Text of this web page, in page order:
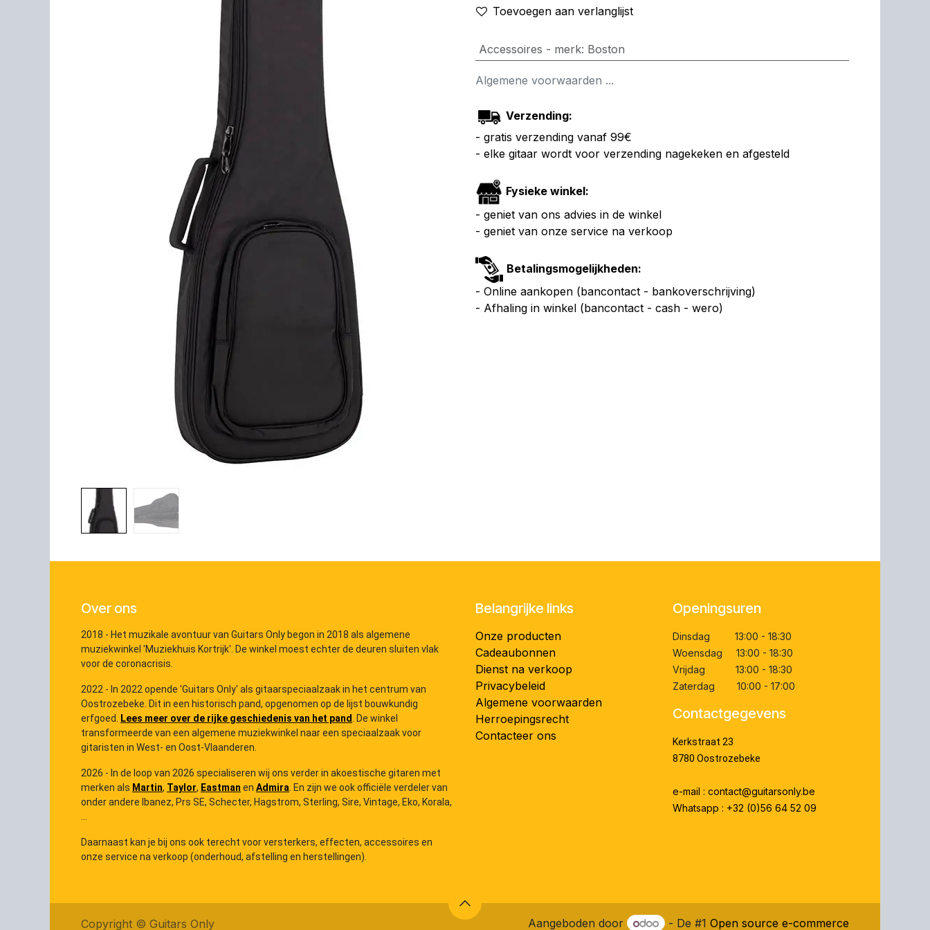
Toevoegen aan verlanglijst
Accessoires - merk: Boston
Algemene voorwaarden ...
Verzending:
- gratis verzending vanaf 99€
- elke gitaar wordt voor verzending nagekeken en afgesteld
Fysieke winkel:
- geniet van ons advies in de winkel
- geniet van onze service na verkoop
Betalingsmogelijkheden:
- Online aankopen (bancontact - bankoverschrijving)
- Afhaling in winkel (bancontact - cash - wero)
Over ons
2018 - Het muzikale avontuur van Guitars Only begon in 2018 als algemene
muziekwinkel 'Muziekhuis Kortrijk'. De winkel moest echter de deuren sluiten vlak
voor de coronacrisis.
2022 - In 2022 opende 'Guitars Only' als gitaarspeciaalzaak in het centrum van
Oostrozebeke. Dit in een historisch pand, opgenomen op de lijst bouwkundig
erfgoed. Lees meer over de rijke geschiedenis van het pand. De winkel
transformeerde van een algemene muziekwinkel naar een speciaalzaak voor
gitaristen in West- en Oost-Vlaanderen.
2026 - In de loop van 2026 specialiseren wij ons verder in akoestische gitaren met
merken als Martin, Taylor, Eastman en Admira. En zijn we ook officiële verdeler van
onder andere Ibanez, Prs SE, Schecter, Hagstrom, Sterling, Sire, Vintage, Eko, Korala,
...
Daarnaast kan je bij ons ook terecht voor versterkers, effecten, accessoires en
onze service na verkoop (onderhoud, afstelling en herstellingen).
Belangrijke links
Onze producten
Cadeaubonnen
Dienst na verkoop
Privacybeleid
Algemene voorwaarden
Herroepingsrecht
Contacteer ons
Openingsuren
Dinsdag 13:00 - 18:30
Woensdag 13:00 - 18:30
Vrijdag 13:00 - 18:30
Zaterdag 10:00 - 17:00
Contactgegevens
Kerkstraat 23
8780 Oostrozebeke
e-mail : contact@guitarsonly.be
Whatsapp : +32 (0)56 64 52 09
Copyright © Guitars Only Aangeboden door - De #1 Open source e-commerce